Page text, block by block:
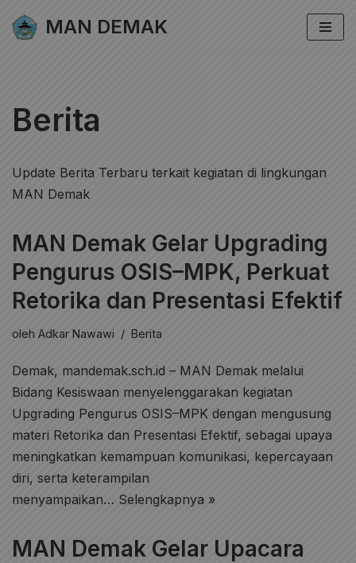
Lompat
MAN DEMAK
Berita
Update Berita Terbaru terkait kegiatan di lingkungan
MAN Demak
MAN Demak Gelar Upgrading
Pengurus OSIS–MPK, Perkuat
Retorika dan Presentasi Efektif
oleh Adkar Nawawi Berita
Demak, mandemak.sch.id – MAN Demak melalui
Bidang Kesiswaan menyelenggarakan kegiatan
Upgrading Pengurus OSIS–MPK dengan mengusung
materi Retorika dan Presentasi Efektif, sebagai upaya
meningkatkan kemampuan komunikasi, kepercayaan
diri, serta keterampilan
menyampaikan… Selengkapnya »
MAN Demak Gelar Upacara